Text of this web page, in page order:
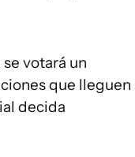
votará un
que lleguen
decida